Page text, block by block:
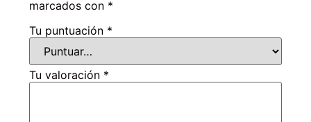
marcados con *
Tu puntuación *
Tu valoración *